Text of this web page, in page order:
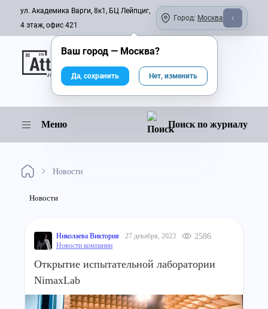
ул. Академика Варги, 8к1, БЦ Лейпциг,
4 этаж, офис 421
Город: Москва
Онлайн-журнал
Меню Поиск по журналу
Новости
Новости
Николаева Виктория 27 декабря, 2023 2586
Новости компании
Открытие испытательной лаборатории
NimaxLab
Ваш город — Москва?
Да, сохранить Нет, изменить